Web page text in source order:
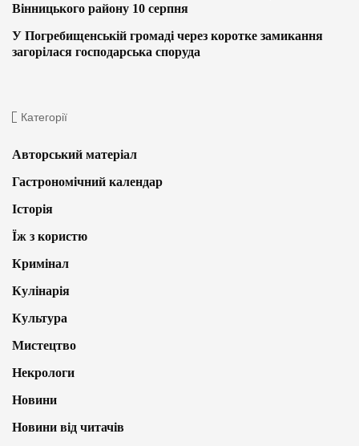
Вінницького району 10 серпня
У Погребищенській громаді через коротке замикання
загорілася господарська споруда
Категорії
Авторський матеріал
Гастрономічний календар
Історія
Їж з користю
Кримінал
Кулінарія
Культура
Мистецтво
Некрологи
Новини
Новини від читачів